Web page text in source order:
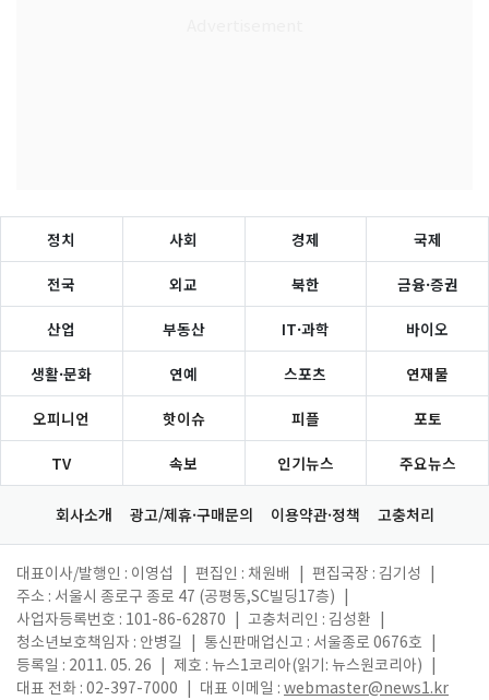
정치 사회 경제 국제
전국 외교 북한 금융·증권
산업 부동산 IT·과학 바이오
생활·문화 연예 스포츠 연재물
오피니언 핫이슈 피플 포토
TV 속보 인기뉴스 주요뉴스
회사소개 광고/제휴·구매문의 이용약관·정책 고충처리
대표이사/발행인 : 이영섭 편집인 : 채원배 편집국장 : 김기성
주소 : 서울시 종로구 종로 47 (공평동,SC빌딩17층)
사업자등록번호 : 101-86-62870
고충처리인 : 김성환
청소년보호책임자 : 안병길
통신판매업신고 : 서울종로 0676호
등록일 : 2011. 05. 26
제호 : 뉴스1코리아(읽기: 뉴스원코리아)
대표 전화 : 02-397-7000
대표 이메일 : webmaster@news1.kr